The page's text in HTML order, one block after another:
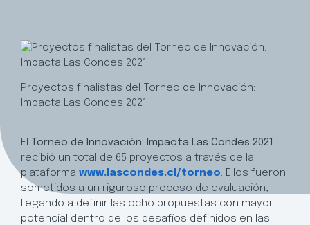
Proyectos finalistas del Torneo de Innovación:
Impacta Las Condes 2021
El
Torneo de Innovación: Impacta Las Condes 2021
recibió un total de 65 proyectos a través de la
plataforma www.lascondes.cl/torneo. Ellos fueron
sometidos a un riguroso proceso de evaluación,
llegando a definir las ocho propuestas con mayor
potencial dentro de los desafíos definidos en las